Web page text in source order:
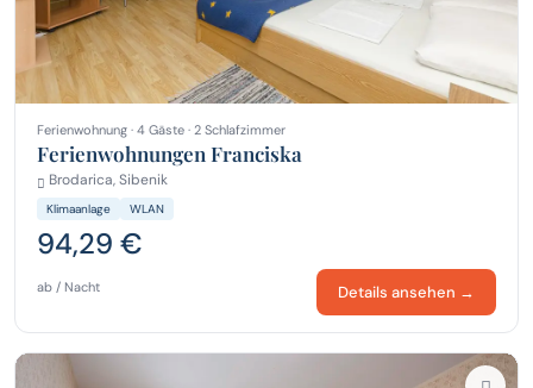
Ferienwohnung · 4 Gäste · 2 Schlafzimmer
Ferienwohnungen Franciska
Brodarica, Sibenik
Klimaanlage WLAN
94,29 €
ab / Nacht Details ansehen →